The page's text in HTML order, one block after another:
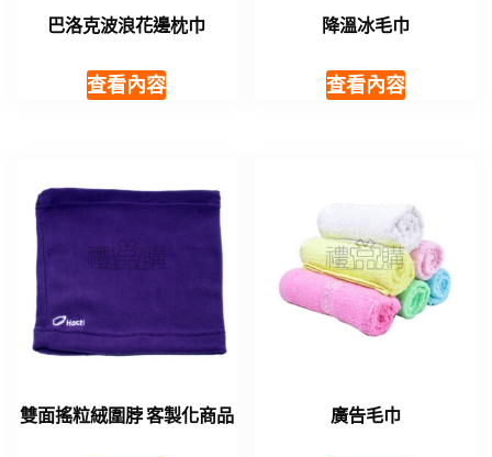
巴洛克波浪花邊枕巾
查看內容
降溫冰毛巾
查看內容
雙面搖粒絨圍脖 客製化商品 廣告毛巾